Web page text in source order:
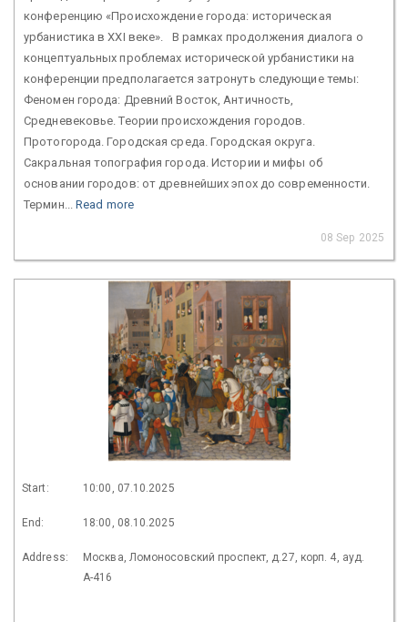
конференцию «Происхождение города: историческая
урбанистика в XXI веке». В рамках продолжения диалога о
концептуальных проблемах исторической урбанистики на
конференции предполагается затронуть следующие темы:
Феномен города: Древний Восток, Античность,
Средневековье. Теории происхождения городов.
Протогорода. Городская среда. Городская округа.
Сакральная топография города. Истории и мифы об
основании городов: от древнейших эпох до современности.
Термин... Read more
08 Sep 2025
Start: 10:00, 07.10.2025
End: 18:00, 08.10.2025
Address:
Москва, Ломоносовский проспект, д.27, корп. 4, ауд.
А-416